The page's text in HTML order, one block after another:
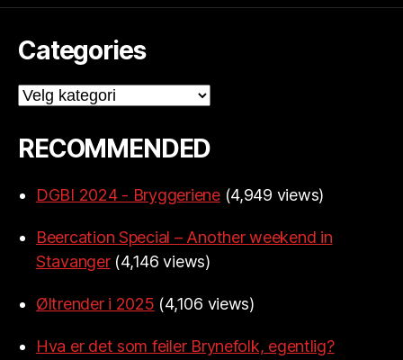
Categories
Categories
RECOMMENDED
DGBI 2024 - Bryggeriene (4,949 views)
Beercation Special – Another weekend in
Stavanger (4,146 views)
Øltrender i 2025 (4,106 views)
Hva er det som feiler Brynefolk, egentlig?